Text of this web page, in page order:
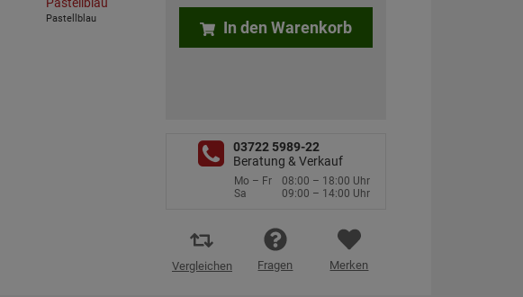
Pastellblau
In den Warenkorb
03722 5989-22
Beratung & Verkauf
Mo – Fr
08:00 – 18:00 Uhr
Sa
09:00 – 14:00 Uhr
Vergleichen Fragen Merken